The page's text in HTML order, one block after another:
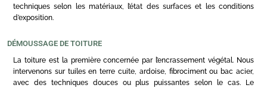
techniques selon les matériaux, l’état des surfaces et les conditions
d’exposition.
DÉMOUSSAGE DE TOITURE
La toiture est la première concernée par l’encrassement végétal. Nous
intervenons sur tuiles en terre cuite, ardoise, fibrociment ou bac acier,
avec des techniques douces ou plus puissantes selon le cas. Le